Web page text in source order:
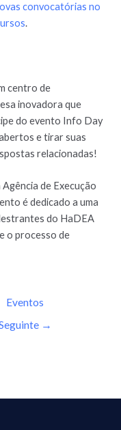
convocatórias no
.
centro de
inovadora que
do evento Info Day
e tirar suas
relacionadas!
de Execução
é dedicado a uma
do HaDEA
o processo de
Eventos
→